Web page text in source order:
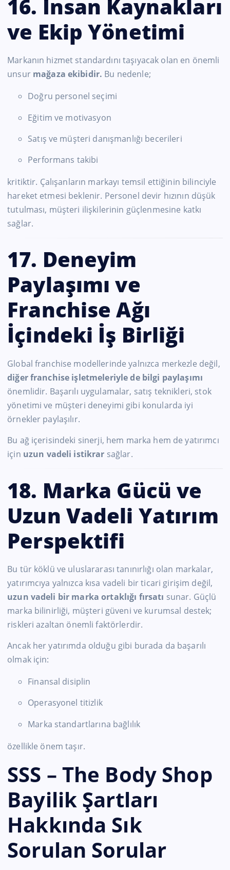
16. İnsan Kaynakları
ve Ekip Yönetimi
Markanın hizmet standardını taşıyacak olan en önemli
unsur mağaza ekibidir. Bu nedenle;
Doğru personel seçimi
Eğitim ve motivasyon
Satış ve müşteri danışmanlığı becerileri
Performans takibi
kritiktir. Çalışanların markayı temsil ettiğinin bilinciyle
hareket etmesi beklenir. Personel devir hızının düşük
tutulması, müşteri ilişkilerinin güçlenmesine katkı
sağlar.
17. Deneyim
Paylaşımı ve
Franchise Ağı
İçindeki İş Birliği
Global franchise modellerinde yalnızca merkezle değil,
diğer franchise işletmeleriyle de bilgi paylaşımı
önemlidir. Başarılı uygulamalar, satış teknikleri, stok
yönetimi ve müşteri deneyimi gibi konularda iyi
örnekler paylaşılır.
Bu ağ içerisindeki sinerji, hem marka hem de yatırımcı
için uzun vadeli istikrar sağlar.
18. Marka Gücü ve
Uzun Vadeli Yatırım
Perspektifi
Bu tür köklü ve uluslararası tanınırlığı olan markalar,
yatırımcıya yalnızca kısa vadeli bir ticari girişim değil,
uzun vadeli bir marka ortaklığı fırsatı sunar. Güçlü
marka bilinirliği, müşteri güveni ve kurumsal destek;
riskleri azaltan önemli faktörlerdir.
Ancak her yatırımda olduğu gibi burada da başarılı
olmak için:
Finansal disiplin
Operasyonel titizlik
Marka standartlarına bağlılık
özellikle önem taşır.
SSS – The Body Shop
Bayilik Şartları
Hakkında Sık
Sorulan Sorular